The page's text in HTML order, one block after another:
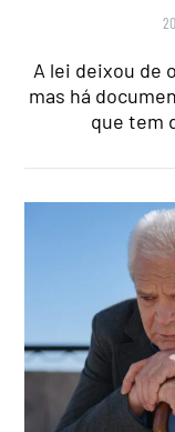
A lei deixou de
mas há
que tem